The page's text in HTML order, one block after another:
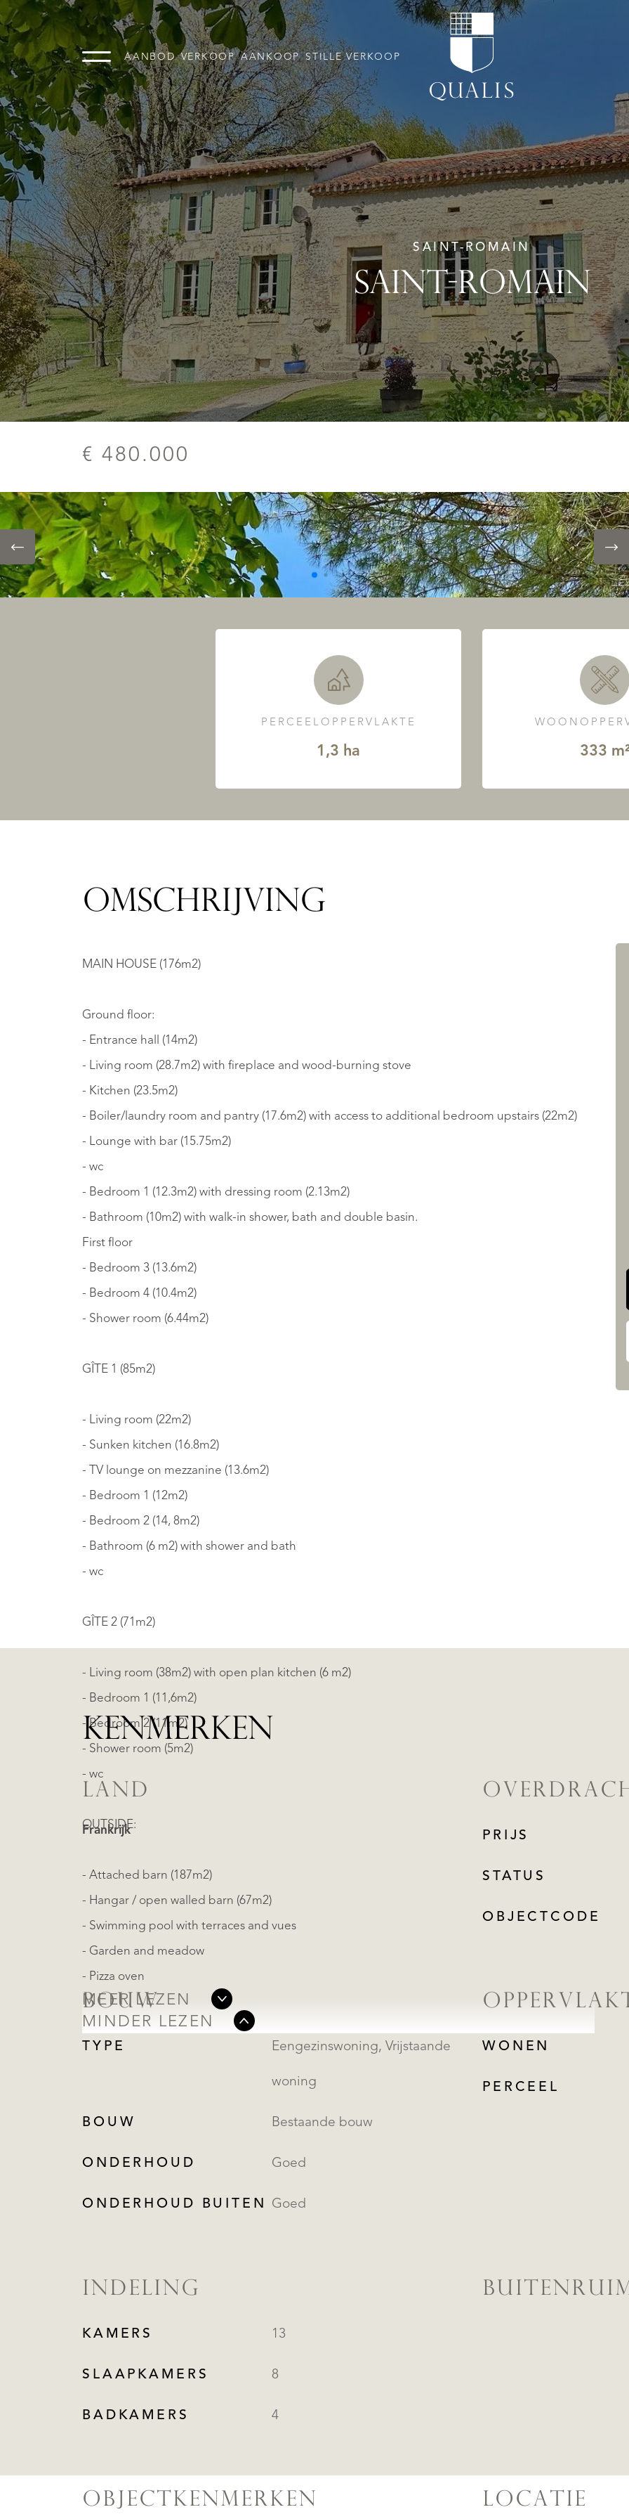
AANBOD VERKOOP AANKOOP STILLE VERKOOP
SAINT-ROMAIN
SAINT-ROMAIN
€ 480.000
PERCEELOPPERVLAKTE
1,3 ha 333
OMSCHRIJVING
MAIN HOUSE (176m2)
Ground floor:
- Entrance hall (14m2)
- Living room (28.7m2) with fireplace and wood-burning stove
- Kitchen (23.5m2)
- Boiler/laundry room and pantry (17.6m2) with access to additional bedroom upstairs (22m2)
- Lounge with bar (15.75m2)
- wc
- Bedroom 1 (12.3m2) with dressing room (2.13m2)
- Bathroom (10m2) with walk-in shower, bath and double basin.
First floor
- Bedroom 3 (13.6m2)
- Bedroom 4 (10.4m2)
- Shower room (6.44m2)
GÎTE 1 (85m2)
- Living room (22m2)
- Sunken kitchen (16.8m2)
- TV lounge on mezzanine (13.6m2)
- Bedroom 1 (12m2)
- Bedroom 2 (14, 8m2)
- Bathroom (6 m2) with shower and bath
- wc
GÎTE 2 (71m2)
- Living room (38m2) with open plan kitchen (6 m2)
- Bedroom 1 (11,6m2)
- Bedroom 2 (11m2)
- Shower room (5m2)
- wc
OUTSIDE:
- Attached barn (187m2)
- Hangar / open walled barn (67m2)
- Swimming pool with terraces and vues
- Garden and meadow
- Pizza oven
MEER LEZEN
MINDER LEZEN
KENMERKEN
LAND
Frankrijk PRIJS
STATUS
OBJECTCODE
BOUW
TYPE Eengezinswoning, Vrijstaande
woning
BOUW Bestaande bouw
ONDERHOUD Goed
ONDERHOUD BUITEN Goed
WONEN
PERCEEL
INDELING
KAMERS 13
SLAAPKAMERS 8
BADKAMERS 4
OBJECTKENMERKEN LOCATIE